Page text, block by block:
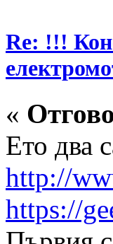
Re: !!!
«
Ето два
http://
https://